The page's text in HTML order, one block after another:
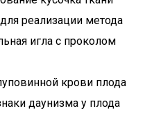
реализации метода
игла с проколом
крови плода
даунизма у плода